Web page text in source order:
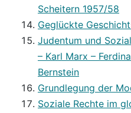
Scheitern 1957/58
Geglückte
Judentum und
– Karl Marx –
Bernstein
Grundlegung der
Soziale Rechte im